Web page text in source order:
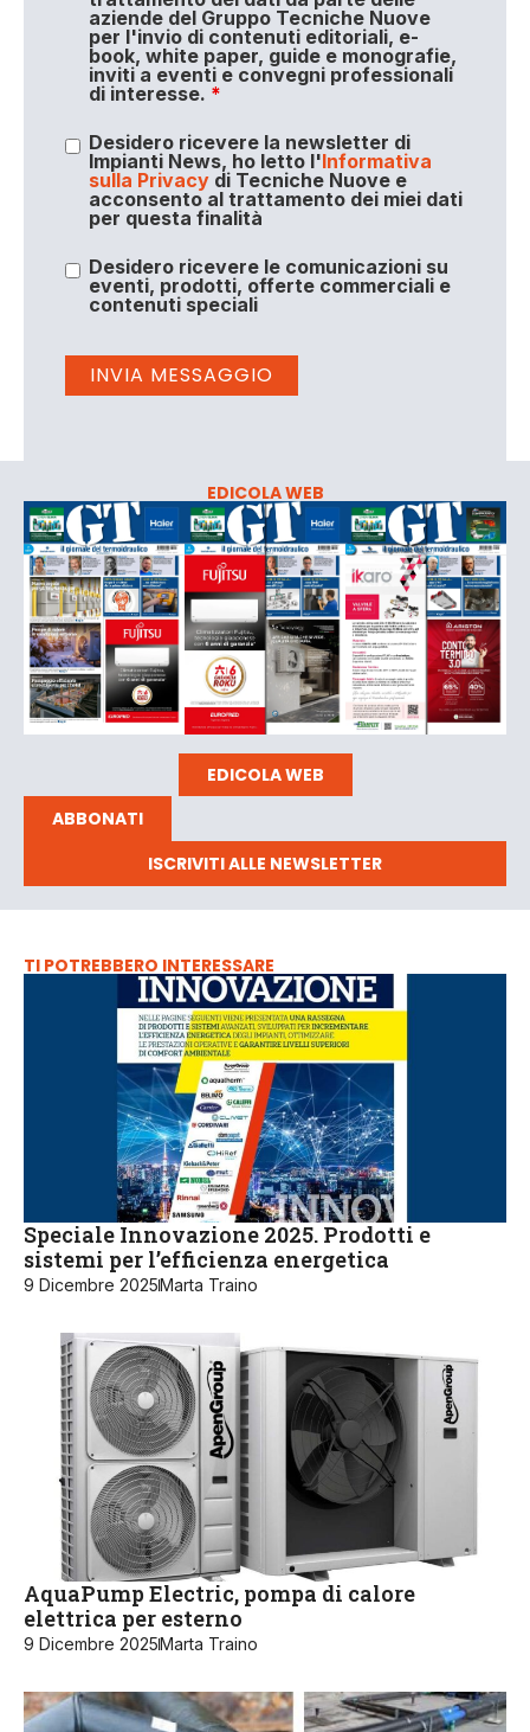
aziende del Gruppo Tecniche Nuove
per l'invio di contenuti editoriali, e-
book, white paper, guide e monografie,
inviti a eventi e convegni professionali
di interesse. *
Desidero ricevere la newsletter di
Impianti News, ho letto l'Informativa
sulla Privacydi Tecniche Nuove e
acconsento al trattamento dei miei dati
per questa finalità
Desidero ricevere le comunicazioni su
eventi, prodotti, offerte commerciali e
contenuti speciali
EDICOLA WEB
EDICOLA WEB
ABBONATI
ISCRIVITI ALLE NEWSLETTER
TI POTREBBERO INTERESSARE
Speciale Innovazione 2025. Prodotti e
sistemi per l’efficienza energetica
9 Dicembre 2025Marta Traino
AquaPump Electric, pompa di calore
elettrica per esterno
9 Dicembre 2025Marta Traino